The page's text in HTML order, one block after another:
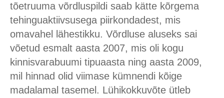
tõetruuma võrdluspildi saab kätte kõrgema
tehinguaktiivsusega piirkondadest, mis
omavahel lähestikku. Võrdluse aluseks sai
võetud esmalt aasta 2007, mis oli kogu
kinnisvarabuumi tipuaasta ning aasta 2009,
mil hinnad olid viimase kümnendi kõige
madalamal tasemel. Lühikokkuvõte ütleb